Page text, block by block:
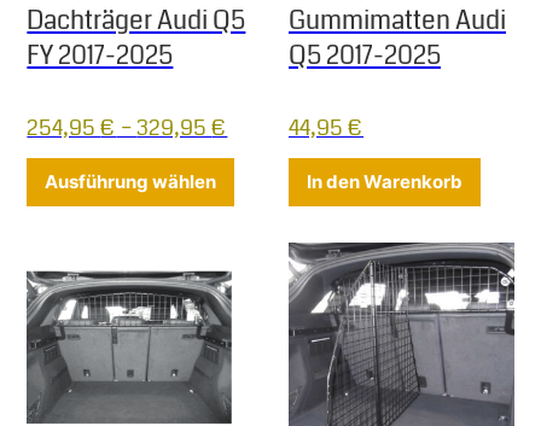
Dachträger Audi Q5
FY 2017-2025
254,95€ –329,95€
Ausführung wählen Dieses Produkt weist mehrere
Gummimatten Audi
Q5 2017-2025
44,95€
In den Warenkorb